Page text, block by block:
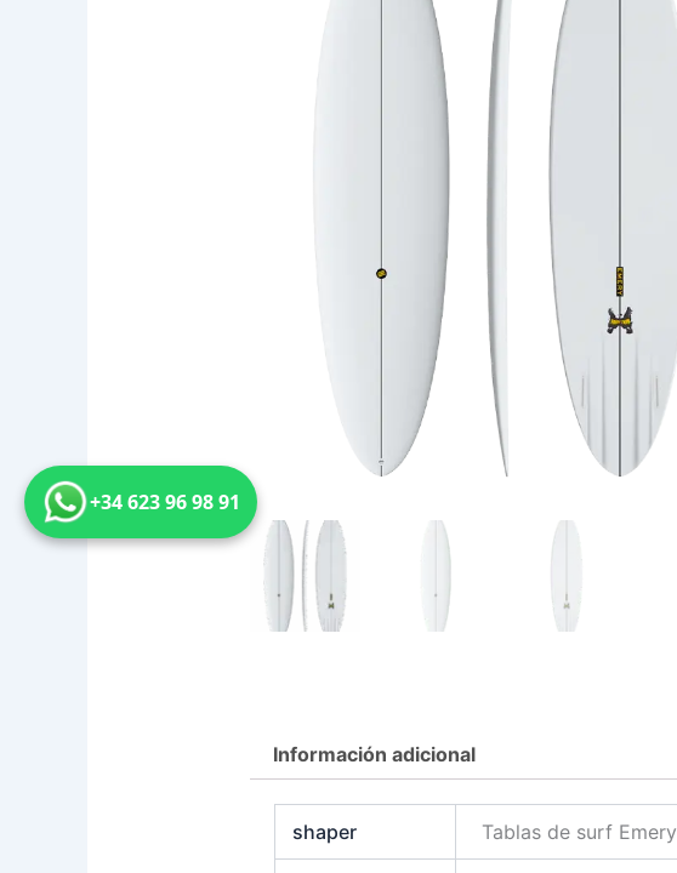
Información adicional
shaper Tablas de surf Emery
+34 623 96 98 91